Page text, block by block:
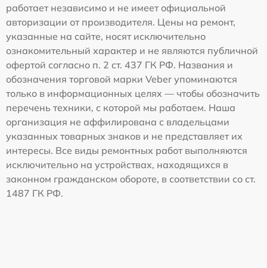
работает независимо и не имеет официальной
авторизации от производителя. Цены на ремонт,
указанные на сайте, носят исключительно
ознакомительный характер и не являются публичной
офертой согласно п. 2 ст. 437 ГК РФ. Названия и
обозначения торговой марки Veber упоминаются
только в информационных целях — чтобы обозначить
перечень техники, с которой мы работаем. Наша
организация не аффилирована с владельцами
указанных товарных знаков и не представляет их
интересы. Все виды ремонтных работ выполняются
исключительно на устройствах, находящихся в
законном гражданском обороте, в соответствии со ст.
1487 ГК РФ.